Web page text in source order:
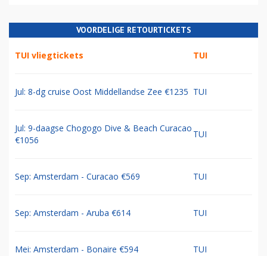
VOORDELIGE RETOURTICKETS
TUI vliegtickets TUI
Jul: 8-dg cruise Oost Middellandse Zee €1235 TUI
Jul: 9-daagse Chogogo Dive & Beach Curacao
€1056
TUI
Sep: Amsterdam - Curacao €569 TUI
Sep: Amsterdam - Aruba €614 TUI
Mei: Amsterdam - Bonaire €594 TUI